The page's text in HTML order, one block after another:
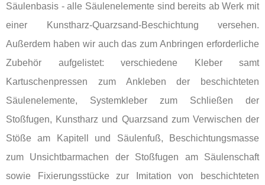
Säulenbasis - alle Säulenelemente sind bereits ab Werk mit
einer Kunstharz-Quarzsand-Beschichtung versehen.
Außerdem haben wir auch das zum Anbringen erforderliche
Zubehör aufgelistet: verschiedene Kleber samt
Kartuschenpressen zum Ankleben der beschichteten
Säulenelemente, Systemkleber zum Schließen der
Stoßfugen, Kunstharz und Quarzsand zum Verwischen der
Stöße am Kapitell und Säulenfuß, Beschichtungsmasse
zum Unsichtbarmachen der Stoßfugen am Säulenschaft
sowie Fixierungsstücke zur Imitation von beschichteten